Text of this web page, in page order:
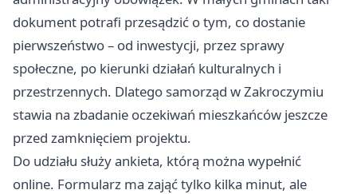
dokument potrafi przesądzić o tym, co dostanie
pierwszeństwo – od inwestycji, przez sprawy
społeczne, po kierunki działań kulturalnych i
przestrzennych. Dlatego samorząd w Zakroczymiu
stawia na zbadanie oczekiwań mieszkańców jeszcze
przed zamknięciem projektu.
Do udziału służy ankieta, którą można wypełnić
online. Formularz ma zająć tylko kilka minut, ale